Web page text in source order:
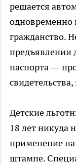
решается
одновременно
гражданство.
предъявлении
паспорта —
Детские
18 лет никуда
применение
штампе.